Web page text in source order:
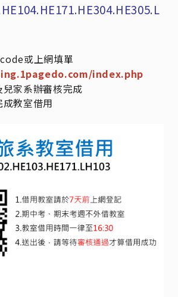
或上網填單
index.php
家系辦審核完成
教室借用